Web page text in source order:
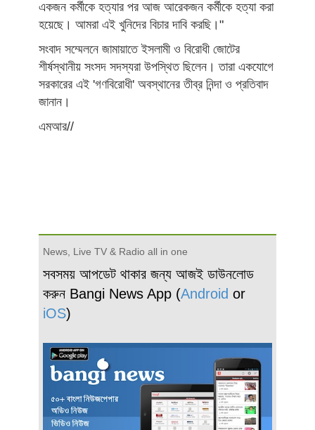
একজন কর্মীকে হত্যার পর আজ আরেকজন কর্মীকে হত্যা করা
হয়েছে। আমরা এই খুনিদের বিচার দাবি করছি।"
সংবাদ সম্মেলনে জামায়াতে ইসলামী ও বিরোধী জোটের
শীর্ষস্থানীয় সংসদ সদস্যরা উপস্থিত ছিলেন। তারা একযোগে
সরকারের এই 'গণবিরোধী' অবস্থানের তীব্র নিন্দা ও প্রতিবাদ
জানান।
এমআর//
News, Live TV & Radio all in one
সবসময় আপডেট থাকার জন্য আজই ডাউনলোড
করুন Bangi News App (Android or
iOS)